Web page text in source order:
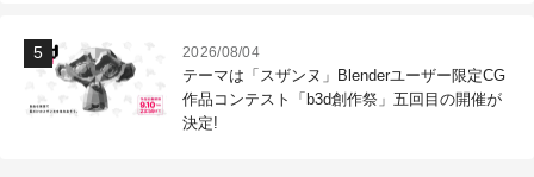
2026/08/04
テーマは「スザンヌ」Blenderユーザー限定CG
作品コンテスト「b3d創作祭」五回目の開催が
決定!